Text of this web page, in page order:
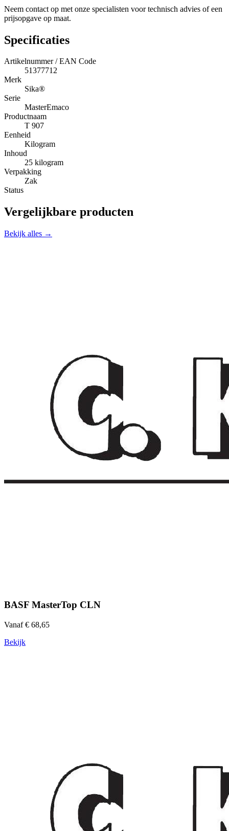
Neem contact op met onze specialisten voor technisch advies of een
prijsopgave op maat.
Specificaties
Artikelnummer / EAN Code
51377712
Merk
Sika®
Serie
MasterEmaco
Productnaam
T 907
Eenheid
Kilogram
Inhoud
25 kilogram
Verpakking
Zak
Status
Vergelijkbare producten
Bekijk alles →
BASF MasterTop CLN
Vanaf € 68,65
Bekijk